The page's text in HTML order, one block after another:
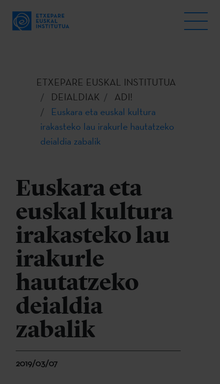
ETXEPARE EUSKAL INSTITUTUA
DEIALDIAK
ADI!
Euskara eta euskal kultura
irakasteko lau irakurle hautatzeko
deialdia zabalik
Euskara eta
euskal kultura
irakasteko lau
irakurle
hautatzeko
deialdia
zabalik
2019/03/07